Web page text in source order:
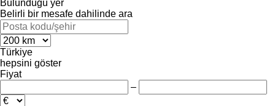
Bulunduğu yer
Belirli bir mesafe dahilinde ara
Türkiye
hepsini göster
Fiyat
–